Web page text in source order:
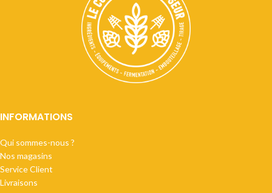
INFORMATIONS
Qui sommes-nous ?
Nos magasins
Service Client
Livraisons